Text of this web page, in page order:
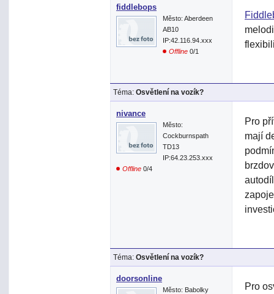
fiddlebops
Město: Aberdeen
AB10
IP:42.116.94.xxx
Offline 0/1
Téma: Osvětlení na vozík?
nivance
Město:
Cockburnspath
TD13
IP:64.23.253.xxx
Offline 0/4
Pro
mají
Téma: Osvětlení na vozík?
doorsonline
Město: Babolky
Pro